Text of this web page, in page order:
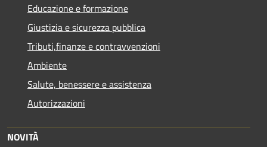
Educazione e formazione
Giustizia e sicurezza pubblica
Tributi,finanze e contravvenzioni
Ambiente
Salute, benessere e assistenza
Autorizzazioni
NOVITÀ